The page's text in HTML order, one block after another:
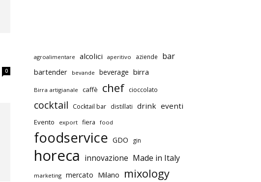
0
agroalimentare alcolici aperitivo aziende bar
bartender bevande beverage birra
Birra artigianale caffè chef cioccolato
cocktail Cocktail bar distillati drink eventi
Evento export fiera food
foodservice GDO gin
horeca innovazione Made in Italy
marketing mercato Milano mixology